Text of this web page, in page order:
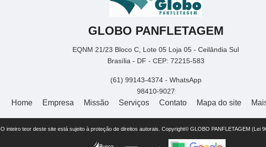
GLOBO PANFLETAGEM
EQNM 21/23 Bloco C, Lote 05 Loja 05 - Ceilândia Sul
Brasília - DF - CEP: 72215-583
(61) 99143-4374 - WhatsApp
98410-9027
Home Empresa Missão Serviços Contato Mapa do site
O inteiro teor deste site está sujeito à proteção de direitos autorais. Copyright© GLOBO PANFLETAGEM (Lei